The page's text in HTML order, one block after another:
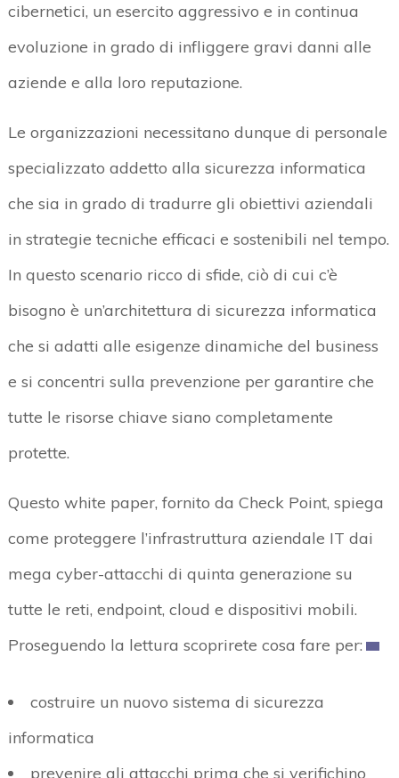
cibernetici, un esercito aggressivo e in continua
evoluzione in grado di infliggere gravi danni alle
aziende e alla loro reputazione.
Le organizzazioni necessitano dunque di personale
specializzato addetto alla sicurezza informatica
che sia in grado di tradurre gli obiettivi aziendali
in strategie tecniche efficaci e sostenibili nel tempo.
In questo scenario ricco di sfide, ciò di cui c’è
bisogno è un’architettura di sicurezza informatica
che si adatti alle esigenze dinamiche del business
e si concentri sulla prevenzione per garantire che
tutte le risorse chiave siano completamente
protette.
Questo white paper, fornito da Check Point, spiega
come proteggere l’infrastruttura aziendale IT dai
mega cyber-attacchi di quinta generazione su
tutte le reti, endpoint, cloud e dispositivi mobili.
Proseguendo la lettura scoprirete cosa fare per:
costruire un nuovo sistema di sicurezza
informatica
prevenire gli attacchi prima che si verifichino